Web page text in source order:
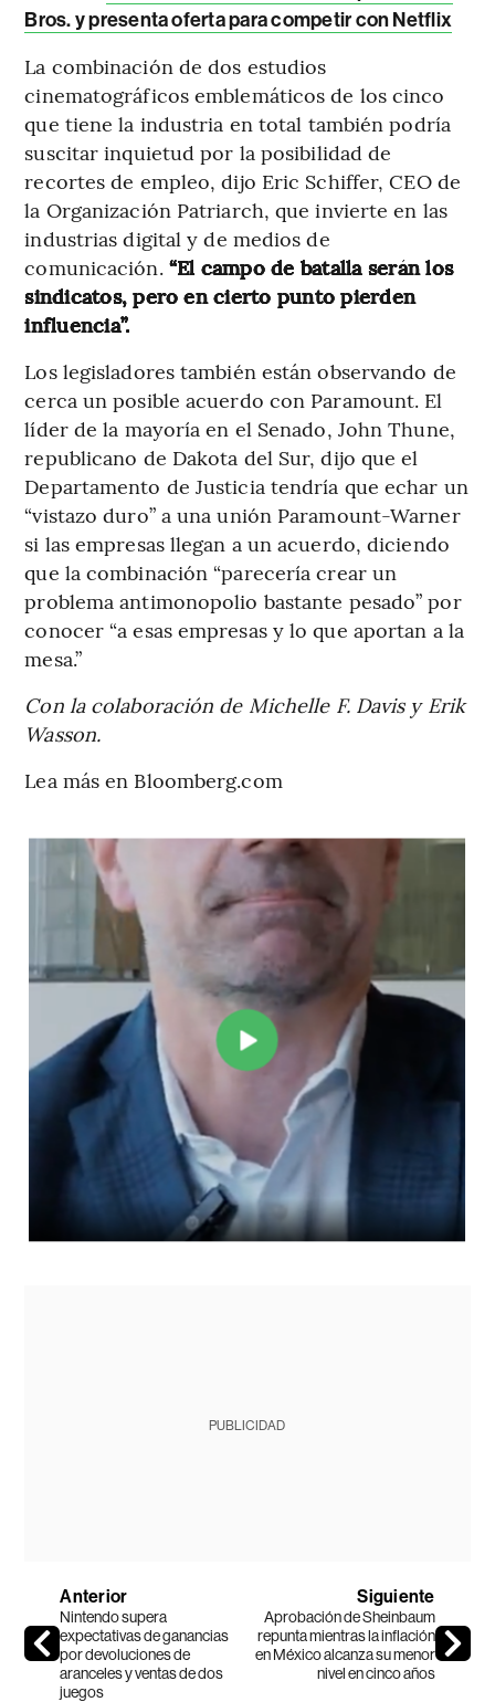
Bros. y presenta oferta para competir con Netflix
La combinación de dos estudios
cinematográficos emblemáticos de los cinco
que tiene la industria en total también podría
suscitar inquietud por la posibilidad de
recortes de empleo, dijo Eric Schiffer, CEO de
la Organización Patriarch, que invierte en las
industrias digital y de medios de
comunicación. “El campo de batalla serán los
sindicatos, pero en cierto punto pierden
influencia”.
Los legisladores también están observando de
cerca un posible acuerdo con Paramount. El
líder de la mayoría en el Senado, John Thune,
republicano de Dakota del Sur, dijo que el
Departamento de Justicia tendría que echar un
“vistazo duro” a una unión Paramount-Warner
si las empresas llegan a un acuerdo, diciendo
que la combinación “parecería crear un
problema antimonopolio bastante pesado” por
conocer “a esas empresas y lo que aportan a la
mesa.”
Con la colaboración de Michelle F. Davis y Erik
Wasson.
Lea más en Bloomberg.com
PUBLICIDAD
Anterior
Nintendo supera
expectativas de ganancias
por devoluciones de
aranceles y ventas de dos
juegos
Siguiente
Aprobación de Sheinbaum
repunta mientras la inflación
en México alcanza su menor
nivel en cinco años